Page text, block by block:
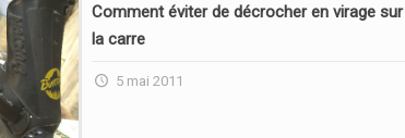
Comment éviter de décrocher en virage sur
la carre
5 mai 2011